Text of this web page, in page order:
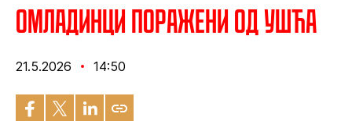
Омладинци поражени од Ушћа
21.5.2026 14:50